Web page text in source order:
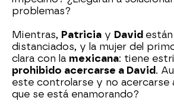
problemas?
Mientras, Patricia y David
distanciados, y la mujer del
clara con la mexicana: tiene
prohibido acercarse a David .
este controlarse y no acercarse
que se está enamorando?